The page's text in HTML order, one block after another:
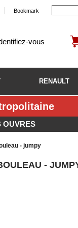
Bookmark
vous
RENAULT
OUVRES
- jumpy
-